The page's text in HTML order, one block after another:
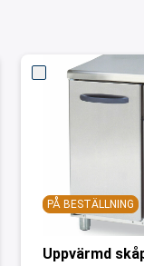
PÅ BESTÄLLNING
Uppvärmd